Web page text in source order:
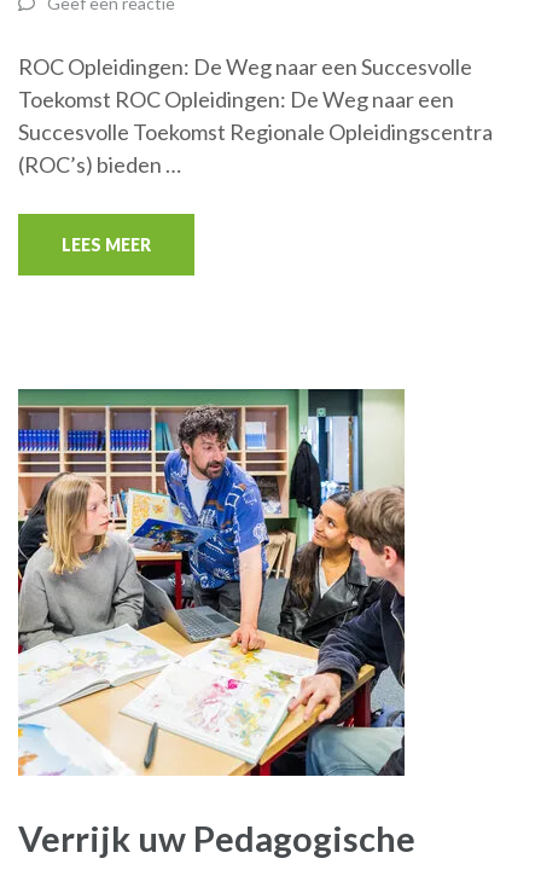
ROC Opleidingen: De Weg naar een Succesvolle
Toekomst ROC Opleidingen: De Weg naar een
Succesvolle Toekomst Regionale Opleidingscentra
(ROC’s) bieden …
LEES MEER
Verrijk uw Pedagogische